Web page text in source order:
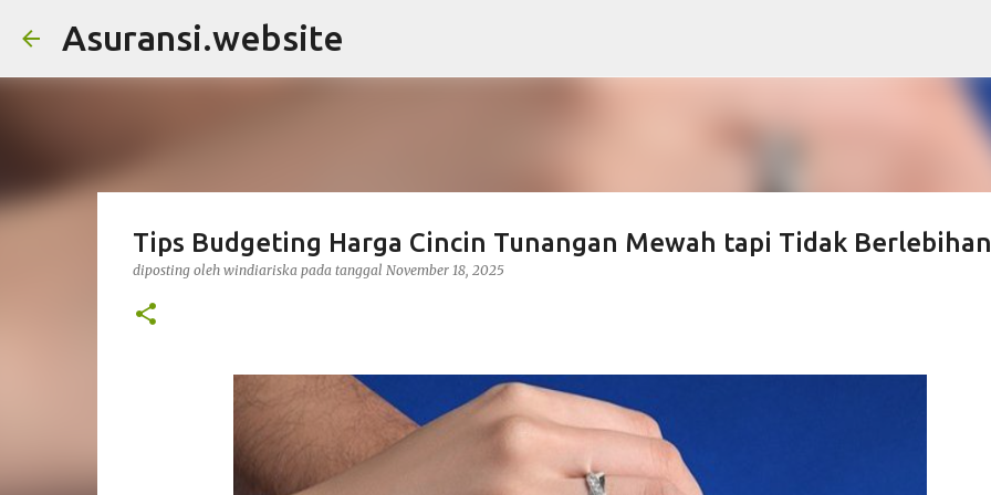
Asuransi.website
Tips Budgeting Harga Cincin Tunangan Mewah tapi Tidak Berlebihan
diposting oleh windiariska pada tanggal November 18, 2025